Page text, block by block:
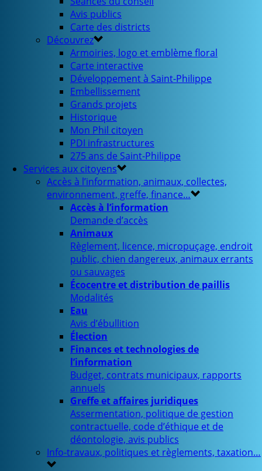
Avis publics
Carte des districts
Découvrez
Armoiries, logo et emblème floral
Carte interactive
Développement à Saint-Philippe
Embellissement
Grands projets
Historique
Mon Phil citoyen
PDI infrastructures
275 ans de Saint-Philippe
Services aux citoyens
Accès à l’information, animaux, collectes,
environnement, greffe, finance…
Accès à l’information
Demande d’accès
Animaux
Règlement, licence, micropuçage, endroit
public, chien dangereux, animaux errants
ou sauvages
Écocentre et distribution de paillis
Modalités
Eau
Avis d’ébullition
Élection
Finances et technologies de
l’information
Budget, contrats municipaux, rapports
annuels
Greffe et affaires juridiques
Assermentation, politique de gestion
contractuelle, code d’éthique et de
déontologie, avis publics
Info-travaux, politiques et règlements, taxation…